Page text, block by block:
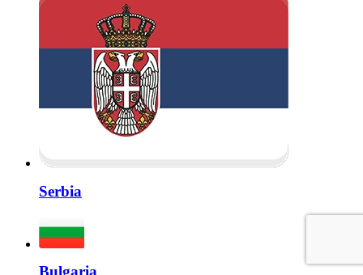
Serbia
Bulgaria